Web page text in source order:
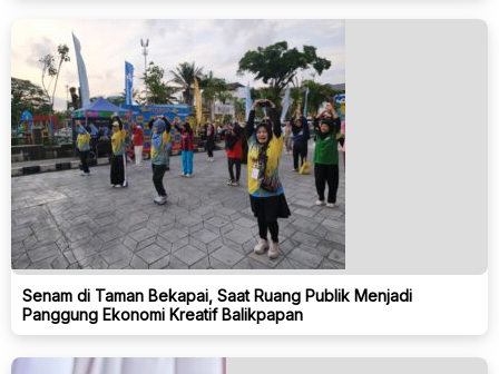
Senam di Taman Bekapai, Saat Ruang Publik Menjadi
Panggung Ekonomi Kreatif Balikpapan